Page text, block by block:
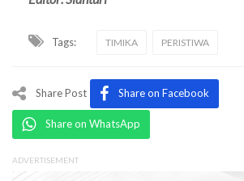
Tags: TIMIKA PERISTIWA
Share Post Share on Facebook
Share on WhatsApp
ADVERTISEMENT